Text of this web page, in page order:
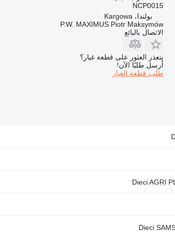
NCP0015
بولندا، Kargowa
P.W. MAXIMUS Piotr Maksymów
الاتصال بالبائع
يتعذر العثور على قطعة غيار؟
أرسل طلبًا الآن!
طلب قطعة الغيار